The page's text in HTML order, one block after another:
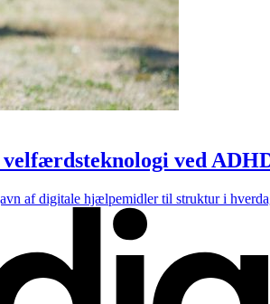
ved
af digitale hjælpemidler til struktur i